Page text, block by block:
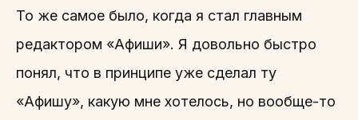
То же самое было, когда я стал главным
редактором «Афиши». Я довольно быстро
понял, что в принципе уже сделал ту
«Афишу», какую мне хотелось, но вообще-то